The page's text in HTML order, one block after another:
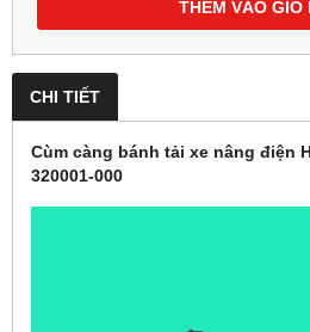
THÊM VÀO GIỎ
CHI TIẾT
Cùm càng bánh tải xe nâng điện
320001-000